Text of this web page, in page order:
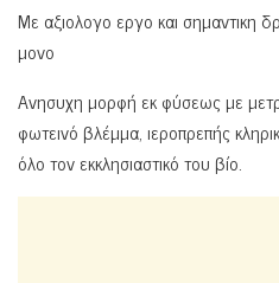
Με αξιολογο εργο και σημαντικη
μονο
Ανησυχη μορφή εκ φύσεως με
φωτεινό βλέμμα, ιεροπρεπής
όλο τον εκκλησιαστικό του βίο.